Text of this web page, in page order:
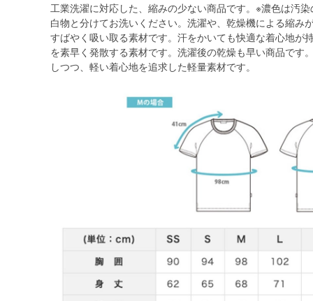
工業洗濯に対応した、縮みの少ない商品です。※濃色は汚
白物と分けてお洗いください。洗濯や、乾燥機による縮み
すばやく吸い取る素材です。汗をかいても快適な着心地が
を素早く発散する素材です。洗濯後の乾燥も早い商品です
しつつ、軽い着心地を追求した軽量素材です。